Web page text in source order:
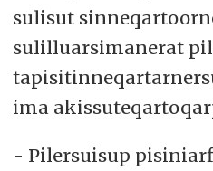
sulisut
sulilluarsimanerat
ima
- Pilersuisup